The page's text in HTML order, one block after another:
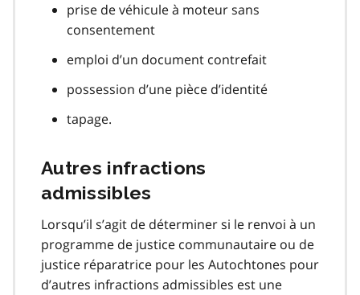
prise de véhicule à moteur sans
consentement
emploi d’un document contrefait
possession d’une pièce d’identité
tapage.
Autres infractions
admissibles
Lorsqu’il s’agit de déterminer si le renvoi à un
programme de justice communautaire ou de
justice réparatrice pour les Autochtones pour
d’autres infractions admissibles est une